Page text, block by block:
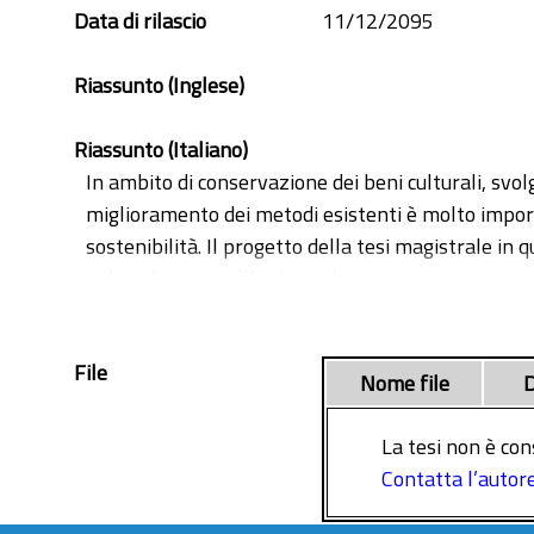
Data di rilascio
11/12/2095
Riassunto (Inglese)
Riassunto (Italiano)
In ambito di conservazione dei beni culturali,
miglioramento dei metodi esistenti è molto
sostenibilità. Il progetto della tesi magistrale in
pulizia basato sull’utilizzo di ossigeno atomico
non richiede contatto. L’azione di pulizia svolta
valutazione degli effetti, a breve e a lungo
GC/MS, TD-GC/MS, Spettroscopia Raman.
In the field of cultural heritage conservation,
File Nome file
La tesi non è
Contatta